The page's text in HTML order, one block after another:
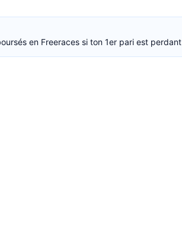
en Freeraces si ton 1er pari est perdant